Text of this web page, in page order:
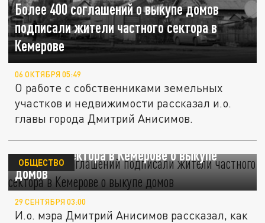
Более 400 соглашений о выкупе домов
подписали жители частного сектора в
Кемерове
06 ОКТЯБРЯ 05:49
О работе с собственниками земельных
участков и недвижимости рассказал и.о.
главы города Дмитрий Анисимов.
Более 400 соглашений подписали жители
частного сектора в Кемерове о выкупе
домов
ОБЩЕСТВО
29 СЕНТЯБРЯ 03:00
И.о. мэра Дмитрий Анисимов рассказал, как